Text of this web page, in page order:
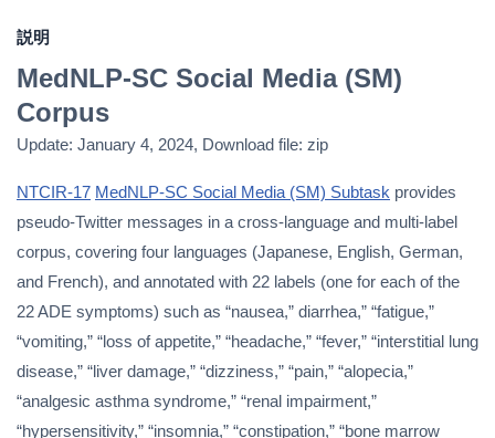
説明
MedNLP-SC Social Media (SM)
Corpus
Update: January 4, 2024, Download file: zip
NTCIR-17 MedNLP-SC Social Media (SM) Subtask provides
pseudo-Twitter messages in a cross-language and multi-label
corpus, covering four languages (Japanese, English, German,
and French), and annotated with 22 labels (one for each of the
22 ADE symptoms) such as “nausea,” diarrhea,” “fatigue,”
“vomiting,” “loss of appetite,” “headache,” “fever,” “interstitial lung
disease,” “liver damage,” “dizziness,” “pain,” “alopecia,”
“analgesic asthma syndrome,” “renal impairment,”
“hypersensitivity,” “insomnia,” “constipation,” “bone marrow